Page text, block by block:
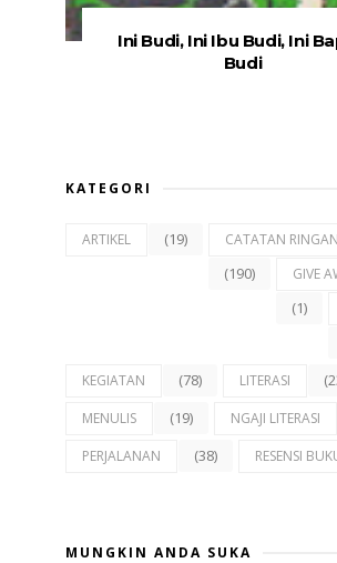
Ini Budi, Ini Ibu Budi, Ini
Budi
KATEGORI
ARTIKEL (19) CATATAN RINGAN
(190) GIVE
(1)
KEGIATAN (78) LITERASI
MENULIS (19) NGAJI LITERASI
PERJALANAN (38) RESENSI
MUNGKIN ANDA SUKA